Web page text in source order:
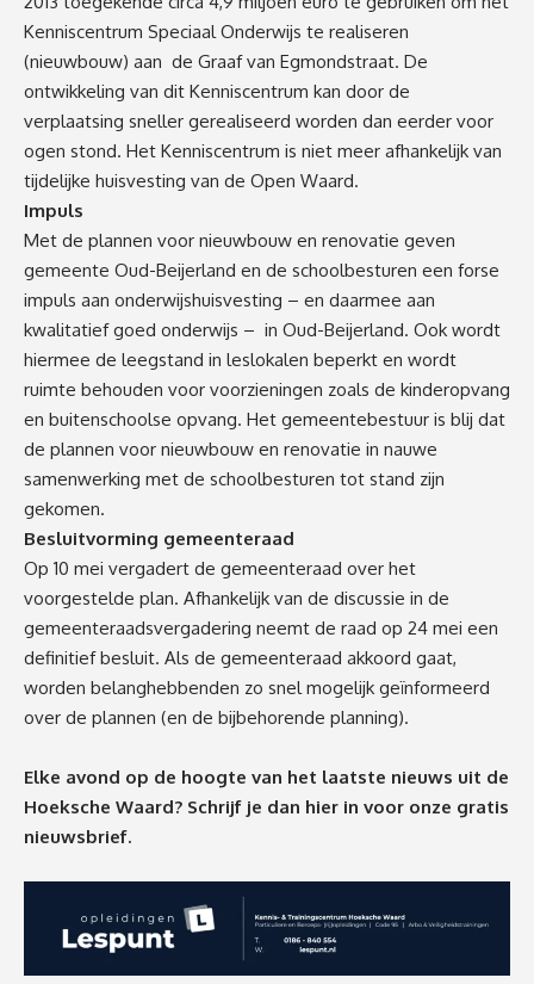
Kenniscentrum Speciaal Onderwijs te realiseren
(nieuwbouw) aan de Graaf van Egmondstraat. De
ontwikkeling van dit Kenniscentrum kan door de
verplaatsing sneller gerealiseerd worden dan eerder voor
ogen stond. Het Kenniscentrum is niet meer afhankelijk van
tijdelijke huisvesting van de Open Waard.
Impuls
Met de plannen voor nieuwbouw en renovatie geven
gemeente Oud-Beijerland en de schoolbesturen een forse
impuls aan onderwijshuisvesting – en daarmee aan
kwalitatief goed onderwijs – in Oud-Beijerland. Ook wordt
hiermee de leegstand in leslokalen beperkt en wordt
ruimte behouden voor voorzieningen zoals de kinderopvang
en buitenschoolse opvang. Het gemeentebestuur is blij dat
de plannen voor nieuwbouw en renovatie in nauwe
samenwerking met de schoolbesturen tot stand zijn
gekomen.
Besluitvorming gemeenteraad
Op 10 mei vergadert de gemeenteraad over het
voorgestelde plan. Afhankelijk van de discussie in de
gemeenteraadsvergadering neemt de raad op 24 mei een
definitief besluit. Als de gemeenteraad akkoord gaat,
worden belanghebbenden zo snel mogelijk geïnformeerd
over de plannen (en de bijbehorende planning).
Elke avond op de hoogte van het laatste nieuws uit de
Hoeksche Waard? Schrijf je dan hier in voor onze gratis
nieuwsbrief.